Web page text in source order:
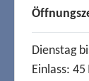
Dienstag
Einlass: